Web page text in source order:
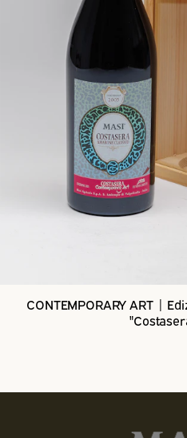
CONTEMPORARY ART |